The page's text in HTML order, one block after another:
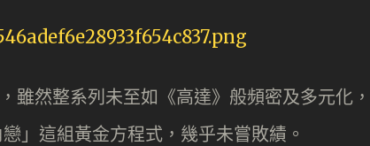
雖然整系列未至如《高達》般頻密及多元化，
」這組黃金方程式，幾乎未嘗敗績。